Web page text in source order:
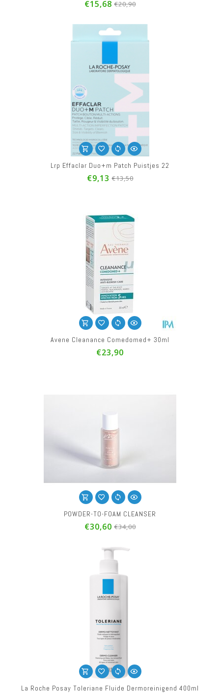
€15,68 €20,90
Lrp Effaclar Duo+m Patch Puistjes 22
€9,13 €13,50
Avene Cleanance Comedomed+ 30ml
€23,90
POWDER-TO-FOAM CLEANSER
€30,60 €34,00
La Roche Posay Toleriane Fluide Dermoreinigend 400ml